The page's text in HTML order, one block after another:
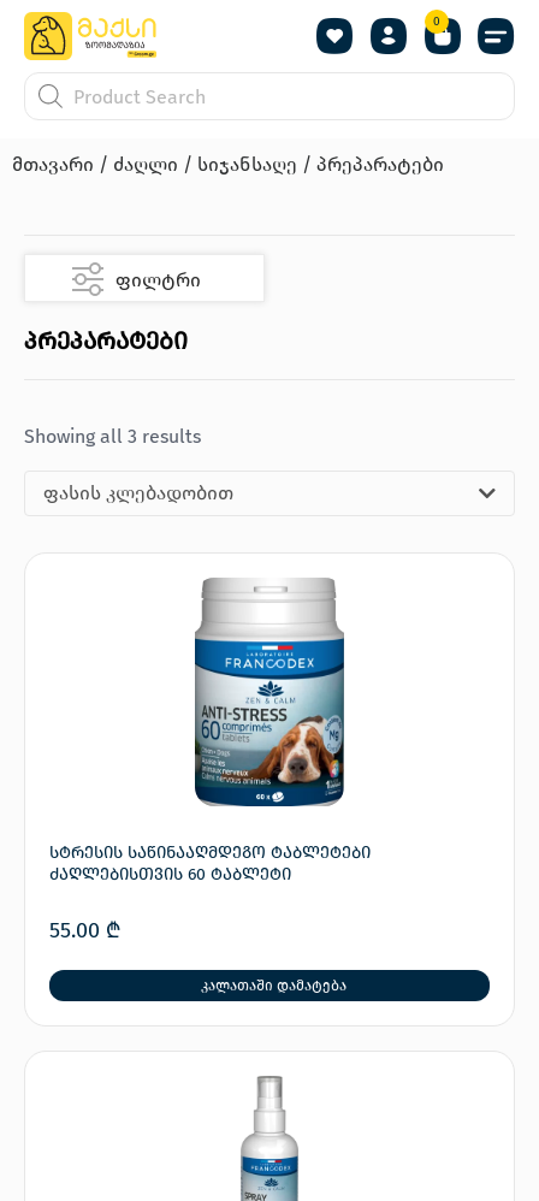
0
მთავარი / ძაღლი / სიჯანსაღე / პრეპარატები
ფილტრი
პრეპარატები
Showing all 3 results
ფასის კლებადობით
სტრესის საწინააღმდეგო ტაბლეტები
ძაღლებისთვის 60 ტაბლეტი
55.00 ₾
კალათაში დამატება